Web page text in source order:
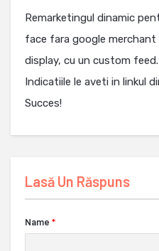
Remarketingul dinamic
face fara google
display, cu un custom feed.
Indicatiile le aveti in linkul
Succes!
Lasă Un Răspuns
Name *